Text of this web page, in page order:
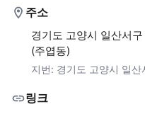
주소
경기도 고양시 일산서
(주엽동)
지번: 경기도 고양시 일
링크